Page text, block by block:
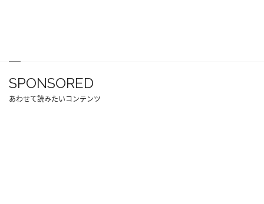
SPONSORED
あわせて読みたいコンテンツ